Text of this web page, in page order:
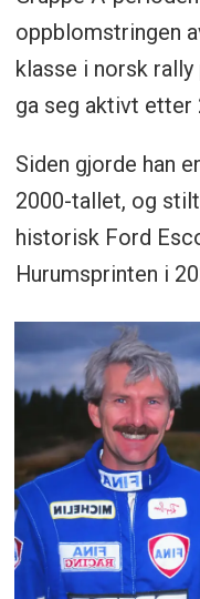
oppblomstringen
klasse i norsk
ga seg aktivt etter
Siden gjorde han
2000-tallet, og
historisk Ford
Hurumsprinten i